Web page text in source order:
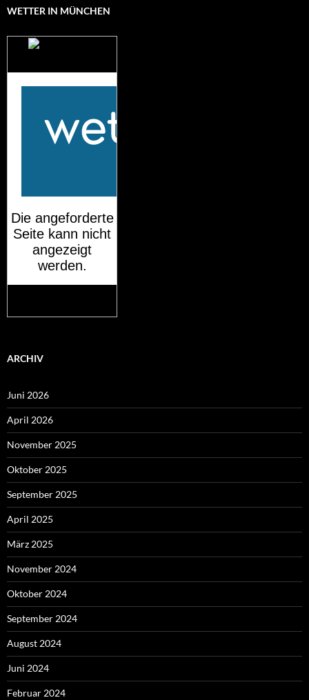
WETTER IN MÜNCHEN
ARCHIV
Juni 2026
April 2026
November 2025
Oktober 2025
September 2025
April 2025
März 2025
November 2024
Oktober 2024
September 2024
August 2024
Juni 2024
Februar 2024